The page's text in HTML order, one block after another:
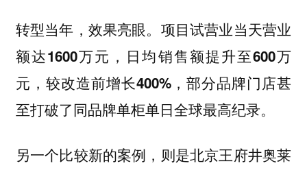
转型当年，效果亮眼。项目试营业当天营业
额达1600万元，日均销售额提升至600万
元，较改造前增长400%，部分品牌门店甚
至打破了同品牌单柜单日全球最高纪录。
另一个比较新的案例，则是北京王府井奥莱